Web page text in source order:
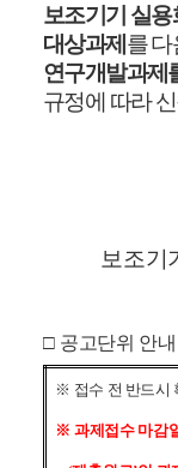
보조기기 실
대상과제 를
연구개발과제
규정에 따라
보조기
□ 공고단위 안내
※ 접수 전 반드시
※ 과제접수 마감